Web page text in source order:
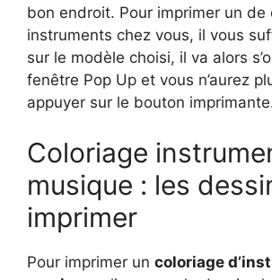
bon endroit. Pour imprimer un de
instruments chez vous, il vous
sur le modèle choisi, il va alors
fenêtre Pop Up et vous n’aurez
appuyer sur le bouton
Coloriage
musique : les
imprimer
Pour imprimer un coloriage